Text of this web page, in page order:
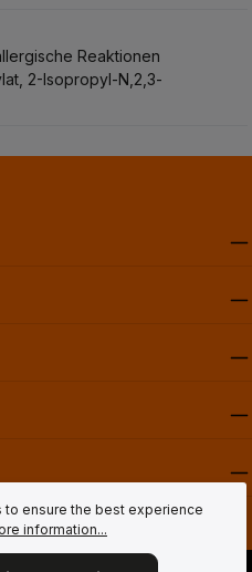
Reaktionen
2-Isopropyl-N,2,3-
ensure the best experience
information...